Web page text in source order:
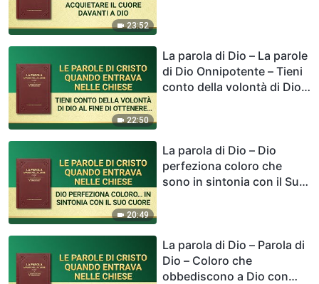
23:52
22:50
La parola di Dio – La parole
di Dio Onnipotente – Tieni
conto della volontà di Dio
20:49
La parola di Dio – Dio
perfeziona coloro che
sono in sintonia con il Suo
La parola di Dio – Parola di
Dio – Coloro che
obbediscono a Dio con